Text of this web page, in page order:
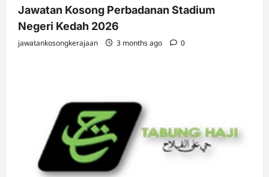
Jawatan Kosong Perbadanan Stadium
Negeri Kedah 2026
jawatankosongkerajaan 3 months ago 0